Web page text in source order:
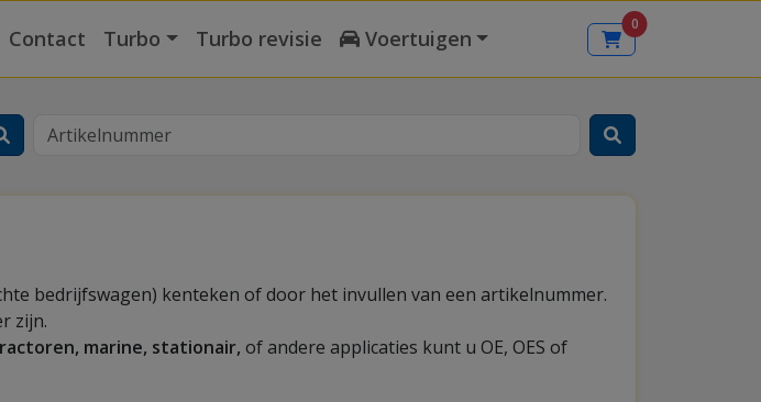
Contact Turbo Turbo revisie Voertuigen
0
bedrijfswagen) kenteken of door het invullen van een artikelnummer.
zijn.
marine, stationair, of andere applicaties kunt u OE, OES of